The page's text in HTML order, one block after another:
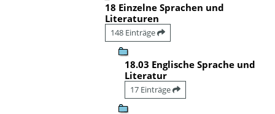
18 Einzelne Sprachen und
Literaturen
148 Einträge
18.03 Englische Sprache und
Literatur
17 Einträge